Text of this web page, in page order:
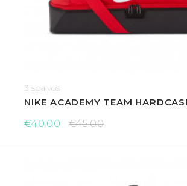
3 spalvos
€40.00
€45.00